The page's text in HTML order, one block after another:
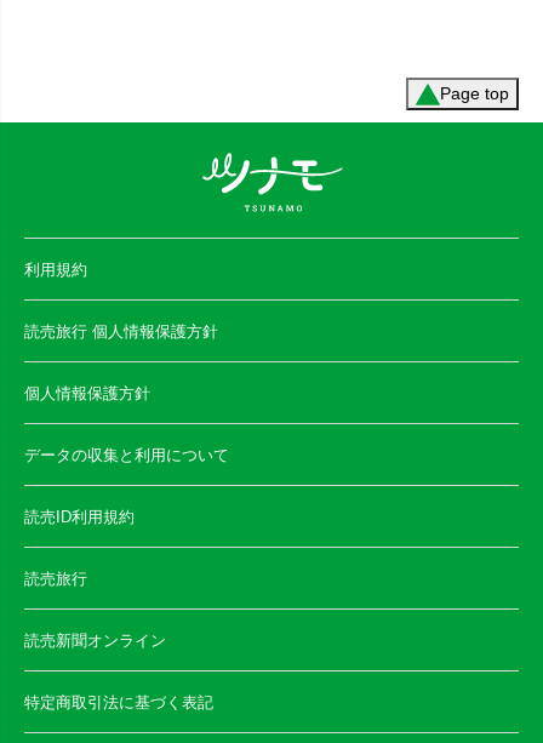
Page top
利用規約
読売旅行 個人情報保護方針
個人情報保護方針
データの収集と利用について
読売ID利用規約
読売旅行
読売新聞オンライン
特定商取引法に基づく表記